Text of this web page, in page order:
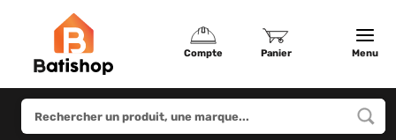
Compte Panier Menu